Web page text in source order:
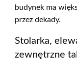
budynek ma
przez dekady.
Stolarka,
zewnętrzne